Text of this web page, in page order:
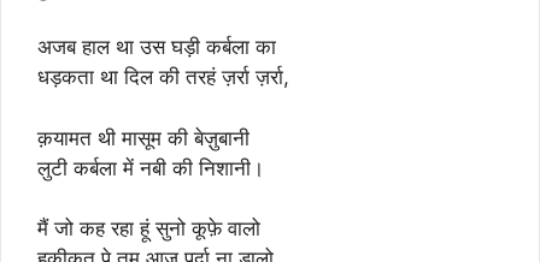
अजब हाल था उस घड़ी कर्बला का
धड़कता था दिल की तरहं ज़र्रा ज़र्रा,
क़यामत थी मासूम की बेज़ुबानी
लुटी कर्बला में नबी की निशानी।
मैं जो कह रहा हूं सुनो कूफ़े वालो